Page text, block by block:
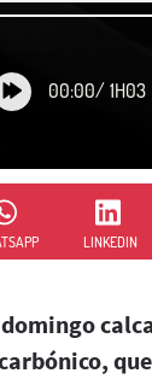
00:00/ 1H03
LINKEDIN